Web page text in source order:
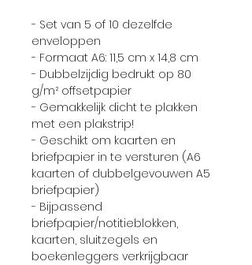
- Set van 5 of 10 dezelfde
enveloppen
- Formaat A6: 11,5 cm x 14,8 cm
- Dubbelzijdig bedrukt op 80
g/m² offsetpapier
- Gemakkelijk dicht te plakken
met een plakstrip!
- Geschikt om kaarten en
briefpapier in te versturen (A6
kaarten of dubbelgevouwen A5
briefpapier)
- Bijpassend
briefpapier/notitieblokken,
kaarten, sluitzegels en
boekenleggers verkrijgbaar